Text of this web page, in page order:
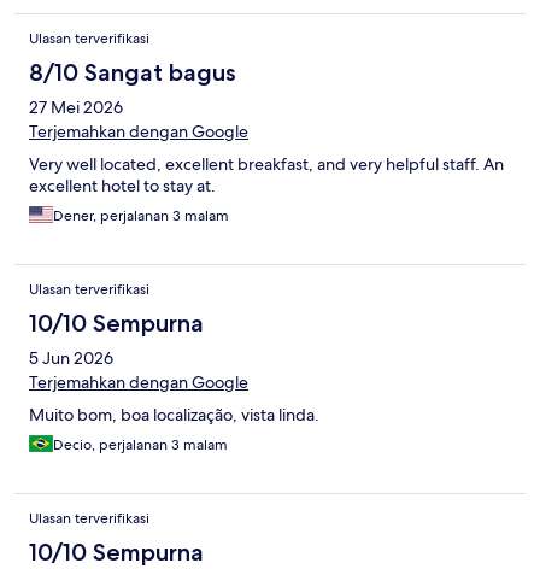
Ulasan terverifikasi
8/10 Sangat bagus
27 Mei 2026
Terjemahkan dengan Google
Very well located, excellent breakfast, and very helpful staff. An
excellent hotel to stay at.
Dener, perjalanan 3 malam
Ulasan terverifikasi
10/10 Sempurna
5 Jun 2026
Terjemahkan dengan Google
Muito bom, boa localização, vista linda.
Decio, perjalanan 3 malam
Ulasan terverifikasi
10/10 Sempurna